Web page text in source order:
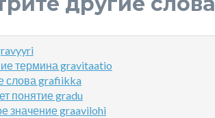
термина gravitaatio
слова grafiikka
понятие gradu
значение graavilohi